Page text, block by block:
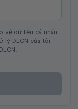
vệ dữ liệu cá nhân
lý DLCN của tôi